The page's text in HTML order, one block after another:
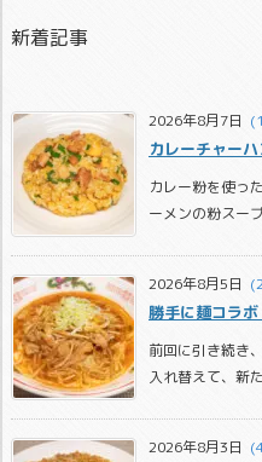
新着記事
2026年8月7日
カレーチャーハ
カレー粉を使っ
ーメンの粉スー
2026年8月5日
勝手に麺コラ
前回に引き続き
入れ替えて、新
2026年8月3日